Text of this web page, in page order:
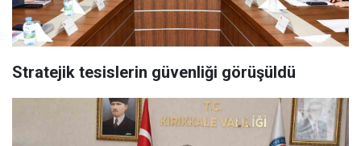
Stratejik tesislerin güvenliği görüşüldü